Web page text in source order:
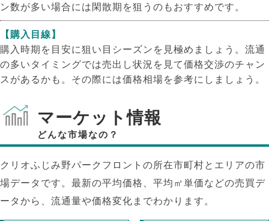
ン数が多い場合には閑散期を狙うのもおすすめです。
【購入目線】
購入時期を目安に狙い目シーズンを見極めましょう。流通
の多いタイミングでは売出し状況を見て価格交渉のチャン
スがあるかも。その際には価格相場を参考にしましょう。
マーケット情報
どんな市場なの？
クリオふじみ野パークフロントの所在市町村とエリアの市
場データです。最新の平均価格、平均㎡単価などの売買デ
ータから、流通量や価格変化までわかります。